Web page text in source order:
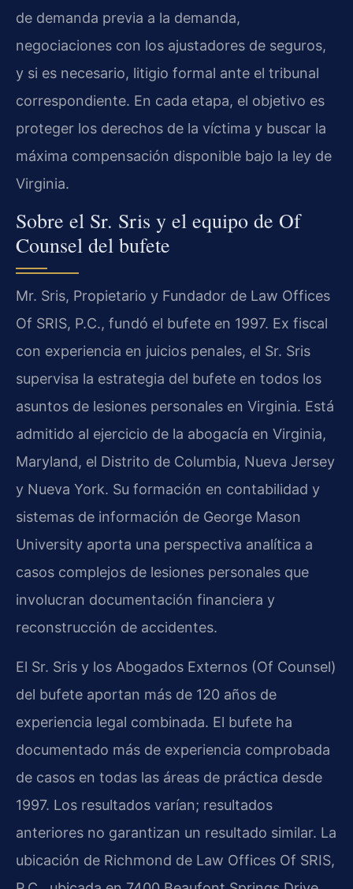
de demanda previa a la demanda,
negociaciones con los ajustadores de seguros,
y si es necesario, litigio formal ante el tribunal
correspondiente. En cada etapa, el objetivo es
proteger los derechos de la víctima y buscar la
máxima compensación disponible bajo la ley de
Virginia.
Sobre el Sr. Sris y el equipo de Of
Counsel del bufete
Mr. Sris, Propietario y Fundador de Law Offices
Of SRIS, P.C., fundó el bufete en 1997. Ex fiscal
con experiencia en juicios penales, el Sr. Sris
supervisa la estrategia del bufete en todos los
asuntos de lesiones personales en Virginia. Está
admitido al ejercicio de la abogacía en Virginia,
Maryland, el Distrito de Columbia, Nueva Jersey
y Nueva York. Su formación en contabilidad y
sistemas de información de George Mason
University aporta una perspectiva analítica a
casos complejos de lesiones personales que
involucran documentación financiera y
reconstrucción de accidentes.
El Sr. Sris y los Abogados Externos (Of Counsel)
del bufete aportan más de 120 años de
experiencia legal combinada. El bufete ha
documentado más de experiencia comprobada
de casos en todas las áreas de práctica desde
1997. Los resultados varían; resultados
anteriores no garantizan un resultado similar. La
ubicación de Richmond de Law Offices Of SRIS,